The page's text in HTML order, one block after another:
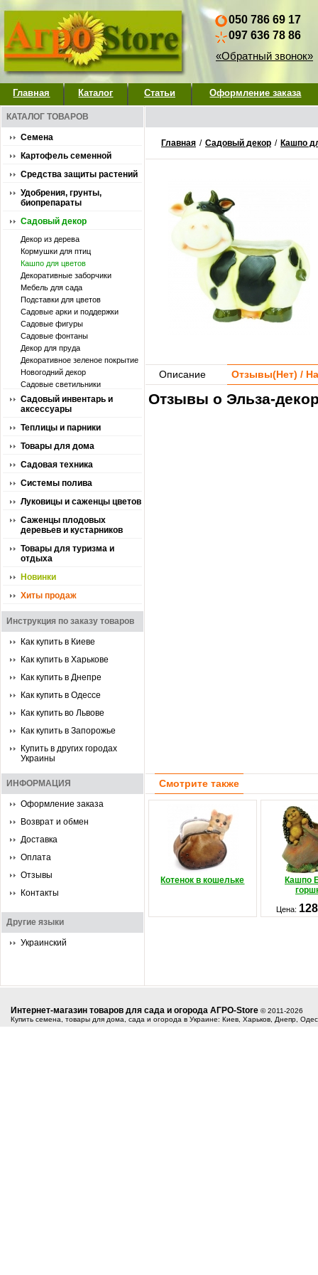
050 786 69 17
097 636 78 86
«Обратный звонок»
Главная Каталог Статьи Оформление заказа
КАТАЛОГ ТОВАРОВ
Семена
Картофель семенной
Средства защиты растений
Удобрения, грунты,
биопрепараты
Садовый декор
Декор из дерева
Кормушки для птиц
Кашпо для цветов
Декоративные заборчики
Мебель для сада
Подставки для цветов
Садовые арки и поддержки
Садовые фигуры
Садовые фонтаны
Декор для пруда
Декоративное зеленое покрытие
Новогодний декор
Садовые светильники
Садовый инвентарь и
аксессуары
Теплицы и парники
Товары для дома
Садовая техника
Системы полива
Луковицы и саженцы цветов
Саженцы плодовых
деревьев и кустарников
Товары для туризма и
отдыха
Новинки
Хиты продаж
Инструкция по заказу товаров
Как купить в Киеве
Как купить в Харькове
Как купить в Днепре
Как купить в Одессе
Как купить во Львове
Как купить в Запорожье
Купить в других городах
Украины
ИНФОРМАЦИЯ
Оформление заказа
Возврат и обмен
Доставка
Оплата
Отзывы
Контакты
Другие языки
Украинский
Главная / Садовый декор / Кашпо
Описание Отзывы(Нет) /
Отзывы о Эльза-
Смотрите также
Котенок в кошельке
Кашпо
Цена:
Интернет-магазин товаров для сада и огорода АГРО-Store © 2011-2026
Купить семена, товары для дома, сада и огорода в Украине: Киев, Харьков, Днепр,